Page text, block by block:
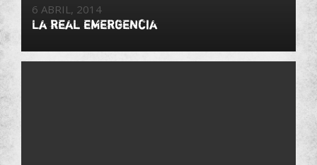
6 ABRIL, 2014
La real emergencia